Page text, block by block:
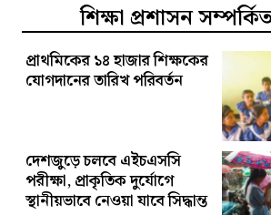
শিক্ষা প্রশাসন
প্রাথমিকের ১৪ হাজার শিক্ষকের
যোগদানের তারিখ পরিবর্তন
দেশজুড়ে চলবে এইচএসসি
পরীক্ষা, প্রাকৃতিক দুর্যোগে
স্থানীয়ভাবে নেওয়া যাবে সিদ্ধান্ত